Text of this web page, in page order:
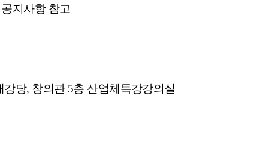
지사항 참고
당, 창의관 5층 산업체특강강의실